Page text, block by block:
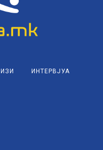
ИНТЕРВЈУА